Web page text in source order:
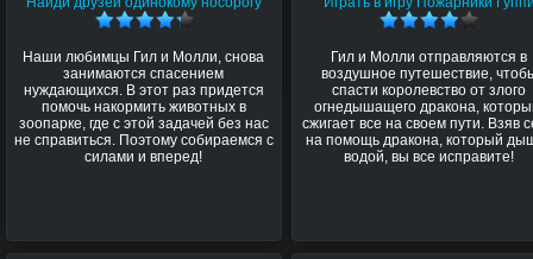
Наши любимцы Гил и Молли, снова
занимаются спасением
нуждающихся. В этот раз придется
помочь накормить животных в
зоопарке, где с этой задачей без нас
не справиться. Поэтому собираемся с
силами и вперед!
Гил и Молли отправляются в
воздушное путешествие,
спасти королевство от злого
огнедышащего дракона,
сжигает все на своем пути. Взяв
на помощь дракона, который
водой, вы все исправите!